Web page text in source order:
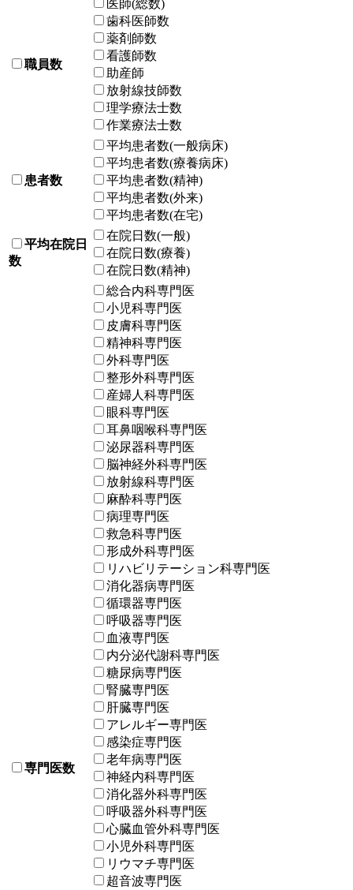
職員数
医師(総数)
歯科医師数
薬剤師数
看護師数
助産師
放射線技師数
理学療法士数
作業療法士数
患者数
平均患者数(一般病床)
平均患者数(療養病床)
平均患者数(精神)
平均患者数(外来)
平均患者数(在宅)
平均在院日
数
在院日数(一般)
在院日数(療養)
在院日数(精神)
専門医数
総合内科専門医
小児科専門医
皮膚科専門医
精神科専門医
外科専門医
整形外科専門医
産婦人科専門医
眼科専門医
耳鼻咽喉科専門医
泌尿器科専門医
脳神経外科専門医
放射線科専門医
麻酔科専門医
病理専門医
救急科専門医
形成外科専門医
リハビリテーション科専門医
消化器病専門医
循環器専門医
呼吸器専門医
血液専門医
内分泌代謝科専門医
糖尿病専門医
腎臓専門医
肝臓専門医
アレルギー専門医
感染症専門医
老年病専門医
神経内科専門医
消化器外科専門医
呼吸器外科専門医
心臓血管外科専門医
小児外科専門医
リウマチ専門医
超音波専門医